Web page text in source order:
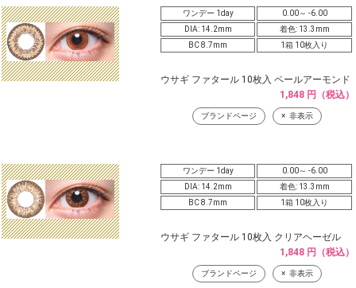
ワンデー 1day
0.00～ -6.00
DIA: 14.2mm
着色: 13.3mm
BC 8.7mm
1箱 10枚入り
ウサギ ファタール 10枚入 ペールアーモンド
1,848 円（税込）
ブランドページ 非表示
ワンデー 1day
0.00～ -6.00
DIA: 14.2mm
着色: 13.3mm
BC 8.7mm
1箱 10枚入り
ウサギ ファタール 10枚入 クリアヘーゼル
1,848 円（税込）
ブランドページ 非表示